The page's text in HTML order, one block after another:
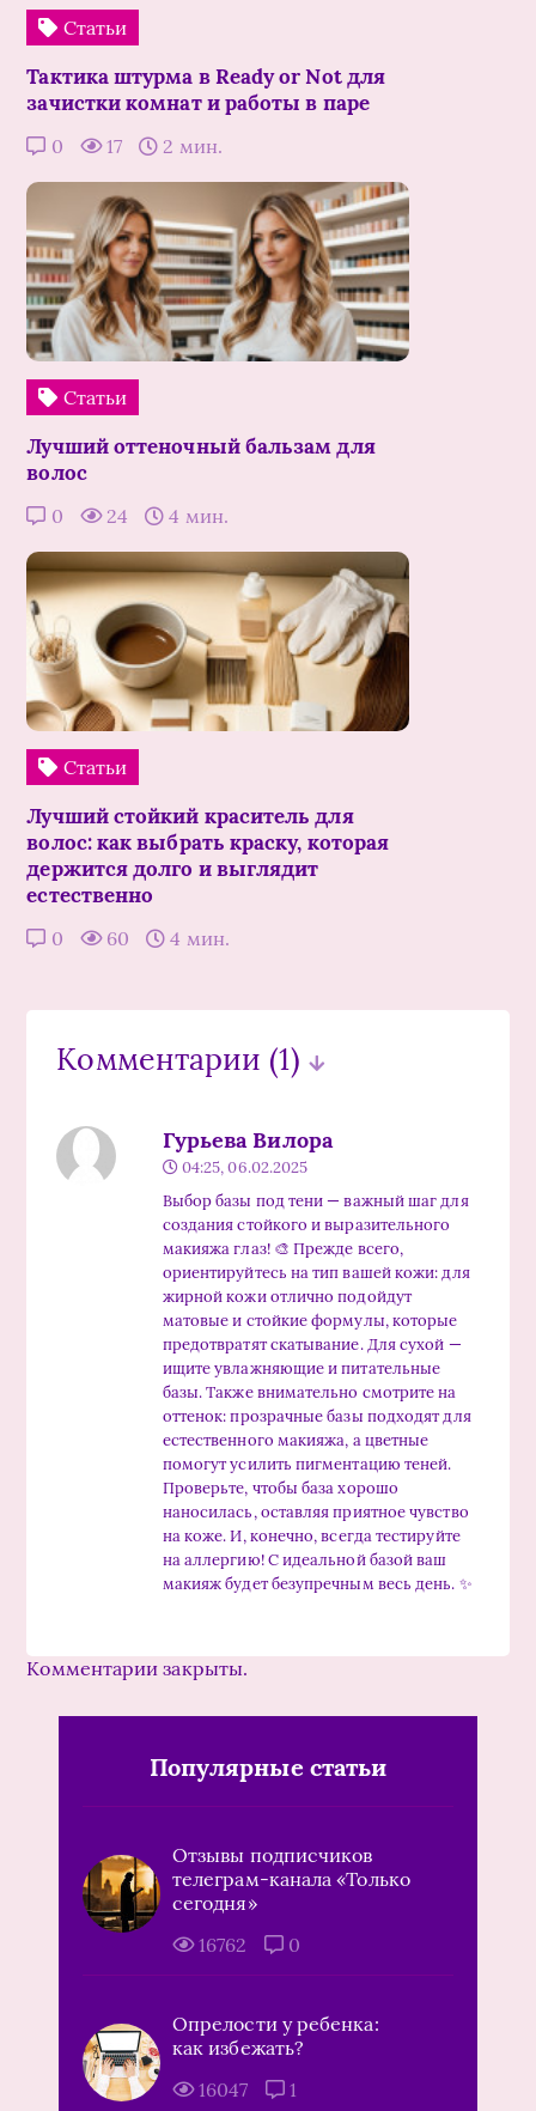
Статьи
Тактика штурма в Ready or Not для
зачистки комнат и работы в паре
0 17 2 мин.
Статьи
Лучший оттеночный бальзам для
волос
0 24 4 мин.
Статьи
Лучший стойкий краситель для
волос: как выбрать краску, которая
держится долго и выглядит
естественно
0 60 4 мин.
Комментарии (1)
Гурьева Вилора
04:25, 06.02.2025
Выбор базы под тени — важный шаг для
создания стойкого и выразительного
макияжа глаз! 🎨 Прежде всего,
ориентируйтесь на тип вашей кожи: для
жирной кожи отлично подойдут
матовые и стойкие формулы, которые
предотвратят скатывание. Для сухой —
ищите увлажняющие и питательные
базы. Также внимательно смотрите на
оттенок: прозрачные базы подходят для
естественного макияжа, а цветные
помогут усилить пигментацию теней.
Проверьте, чтобы база хорошо
наносилась, оставляя приятное чувство
на коже. И, конечно, всегда тестируйте
на аллергию! С идеальной базой ваш
макияж будет безупречным весь день. ✨
Комментарии закрыты.
Популярные статьи
Отзывы подписчиков
телеграм-канала «Только
сегодня»
16762
0
Опрелости у ребенка:
как избежать?
16047
1